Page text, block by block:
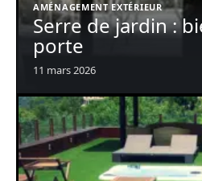
AMÉNAGEMENT EXTÉRIEUR
Serre de jardin :
porte
11 mars 2026